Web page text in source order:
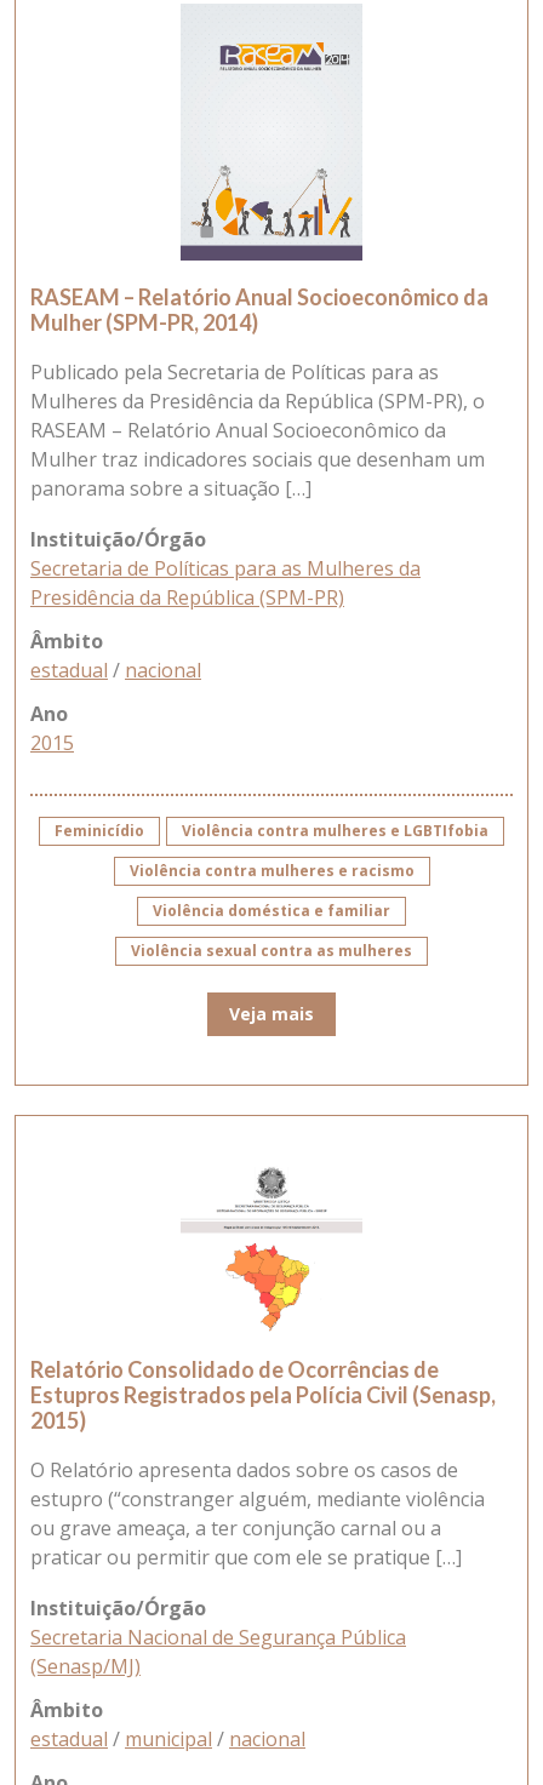
RASEAM – Relatório Anual Socioeconômico da
Mulher (SPM-PR, 2014)
Publicado pela Secretaria de Políticas para as
Mulheres da Presidência da República (SPM-PR), o
RASEAM – Relatório Anual Socioeconômico da
Mulher traz indicadores sociais que desenham um
panorama sobre a situação […]
Instituição/Órgão
Secretaria de Políticas para as Mulheres da
Presidência da República (SPM-PR)
Âmbito
estadual / nacional
Ano
2015
Feminicídio
Violência contra mulheres e LGBTIfobia
Violência contra mulheres e racismo
Violência doméstica e familiar
Violência sexual contra as mulheres
Veja mais
Relatório Consolidado de Ocorrências de
Estupros Registrados pela Polícia Civil (Senasp,
2015)
O Relatório apresenta dados sobre os casos de
estupro (“constranger alguém, mediante violência
ou grave ameaça, a ter conjunção carnal ou a
praticar ou permitir que com ele se pratique […]
Instituição/Órgão
Secretaria Nacional de Segurança Pública
(Senasp/MJ)
Âmbito
estadual / municipal / nacional